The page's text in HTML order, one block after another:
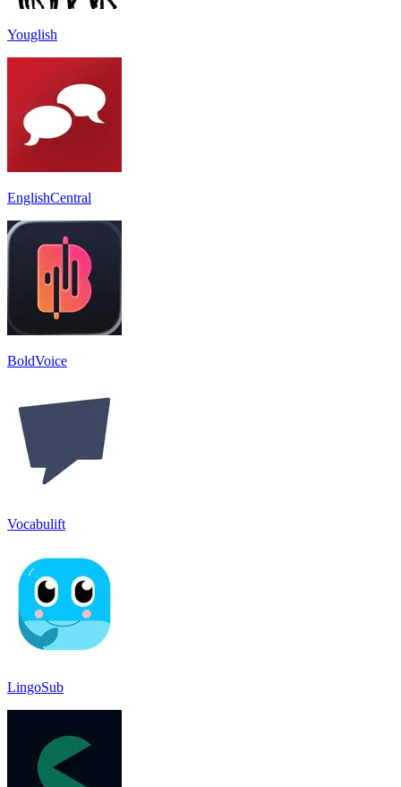
Youglish
EnglishCentral
BoldVoice
Vocabulift
LingoSub